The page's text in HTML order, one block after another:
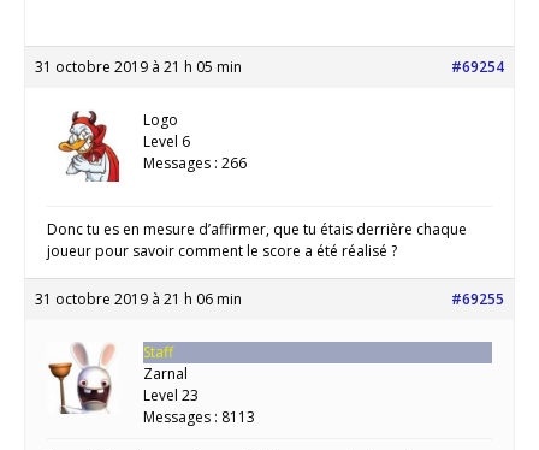
31 octobre 2019 à 21 h 05 min #69254
Logo
Level 6
Messages : 266
Donc tu es en mesure d’affirmer, que tu étais derrière chaque
joueur pour savoir comment le score a été réalisé ?
31 octobre 2019 à 21 h 06 min #69255
Staff
Zarnal
Level 23
Messages : 8113